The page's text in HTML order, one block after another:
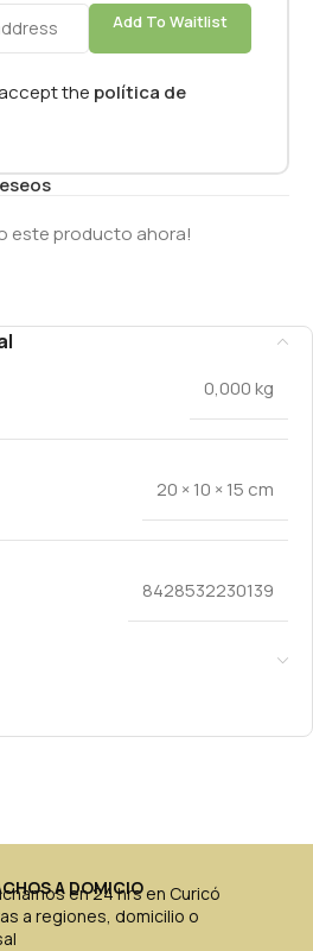
Add To Waitlist
the política de
este producto ahora!
0,000 kg
20 × 10 × 15 cm
8428532230139
A DOMICIO
en 24 hrs en Curicó
a regiones, domicilio o